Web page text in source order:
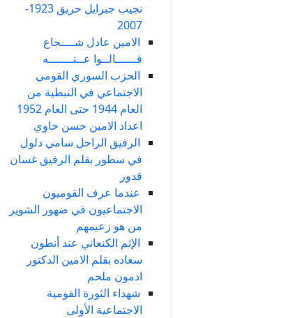
نجيب جبرايل حريق 1923-
2007
الامين عادل شــــجاع
قــــــالــوا عــنـــــــه
الحزب السوري القومي
الاجتماعي في النبطية من
العام 1944 حتى العام 1952
اعداد الامين حسن حاوي
الرفيق الراحل سامي دلول
في سطور بقلم الرفيق غسان
قدور
عندما عرف القوميون
الاجتماعيون في ضهور الشوير
من هو زعيمهم
الإثم الكنعاني عند أنطون
سعاده بقلم الامين الدكتور
ادمون ملحم
شهداء الثورة القومية
الاجتماعية الأولى